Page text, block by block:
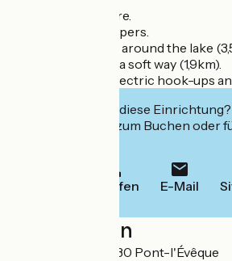
Small grocery store.
Free WIFI for campers.
Possibility to walk around the lake
the city center by a soft way (1,9km).
1 sanitary block, electric hook-ups
Interessiert Sie diese
deren Website zum Buchen oder
Anrufen E-Mail
Localisation
Base de loisirs 14130 Pont-l'Évêque